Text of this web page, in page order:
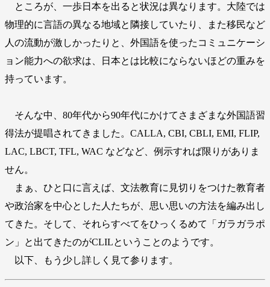
ところが、一歩日本を出ると状況は異なります。大陸では
物理的に言語の異なる地域と隣接していたり、また移民など
人の流動が激しかったりと、外国語を使ったコミュニケーシ
ョン能力への欲求は、日本とは比較にならないほどの重みを
持っています。
そんな中、80年代から90年代にかけてさまざまな外国語習
得法が提唱されてきました。CALLA, CBI, CBLI, EMI, FLIP,
LAC, LBCT, TFL, WAC などなど、例示すれば限りがありま
せん。
まぁ、ひと口に言えば、文法教育に見切りをつけた教育者
や政治家を中心とした人たちが、思い思いの方法を編み出し
てきた。そして、それらすべてをひっくるめて「ガラガラポ
ン」と出てきたのがCLILということのようです。
以下、もう少し詳しく見て参ります。